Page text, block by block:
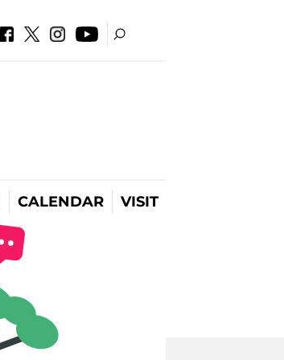
CALENDAR VISIT